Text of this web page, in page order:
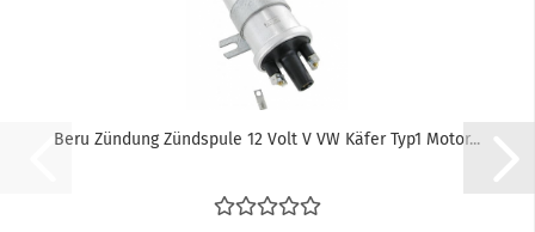
Beru Zündung Zündspule 12 Volt V VW Käfer Typ1 Motor...